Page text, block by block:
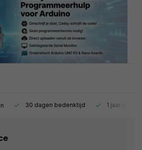
30 dagen bedenktijd 1 jaar